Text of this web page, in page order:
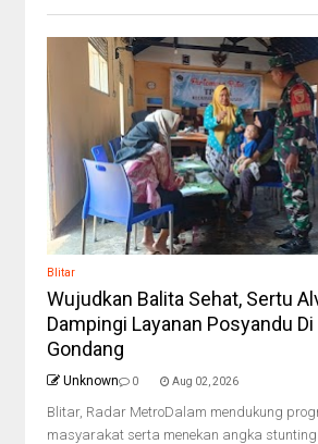
Blitar
Wujudkan Balita Sehat, Sertu
Dampingi Layanan Posyandu Di
Gondang
Unknown 0 Aug 02, 2026
Blitar, Radar MetroDalam mendukung
masyarakat serta menekan angka